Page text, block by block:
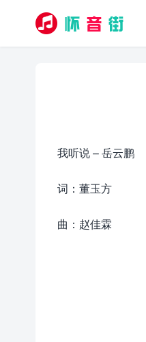
我听说 – 岳云鹏
词：董玉方
曲：赵佳霖